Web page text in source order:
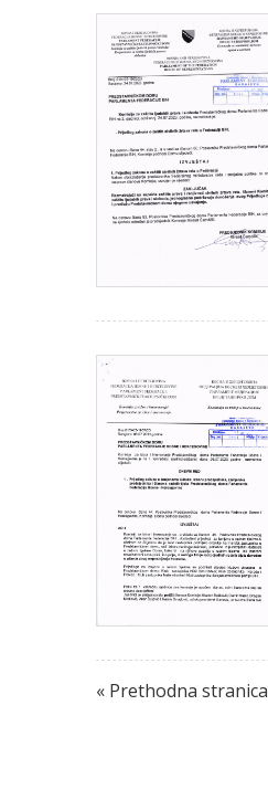
« Prethodna stranica